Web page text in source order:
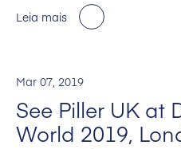
Leia mais
Mar 07, 2019
See Piller UK at
World 2019,